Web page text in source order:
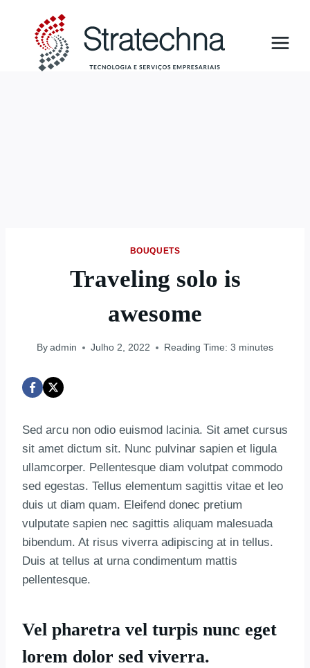
BOUQUETS
Traveling solo is
awesome
By admin Julho 2, 2022 Reading Time: 3 minutes
Sed arcu non odio euismod lacinia. Sit amet cursus
sit amet dictum sit. Nunc pulvinar sapien et ligula
ullamcorper. Pellentesque diam volutpat commodo
sed egestas. Tellus elementum sagittis vitae et leo
duis ut diam quam. Eleifend donec pretium
vulputate sapien nec sagittis aliquam malesuada
bibendum. At risus viverra adipiscing at in tellus.
Duis at tellus at urna condimentum mattis
pellentesque.
Vel pharetra vel turpis nunc eget
lorem dolor sed viverra.